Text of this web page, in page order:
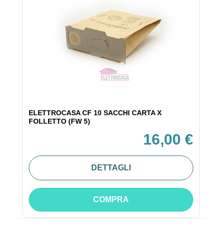
ELETTROCASA CF 10 SACCHI CARTA X
FOLLETTO (FW 5)
16,00 €
DETTAGLI
COMPRA